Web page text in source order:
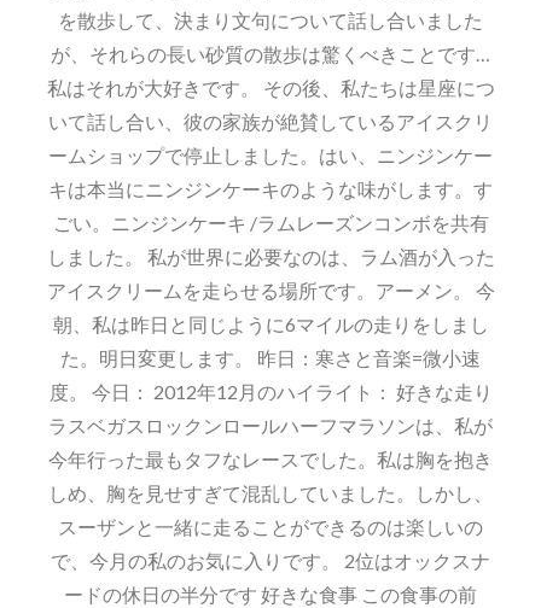
日
を散歩して、決まり文句について話し合いました
が、それらの長い砂質の散歩は驚くべきことです…
私はそれが大好きです。 その後、私たちは星座につ
いて話し合い、彼の家族が絶賛しているアイスクリ
ームショップで停止しました。はい、ニンジンケー
キは本当にニンジンケーキのような味がします。す
ごい。ニンジンケーキ /ラムレーズンコンボを共有
しました。 私が世界に必要なのは、ラム酒が入った
アイスクリームを走らせる場所です。アーメン。 今
朝、私は昨日と同じように6マイルの走りをしまし
た。明日変更します。 昨日：寒さと音楽=微小速
度。 今日： 2012年12月のハイライト： 好きな走り
ラスベガスロックンロールハーフマラソンは、私が
今年行った最もタフなレースでした。私は胸を抱き
しめ、胸を見せすぎて混乱していました。しかし、
スーザンと一緒に走ることができるのは楽しいの
で、今月の私のお気に入りです。 2位はオックスナ
ードの休日の半分です 好きな食事 この食事の前